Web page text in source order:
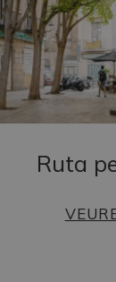
Ruta